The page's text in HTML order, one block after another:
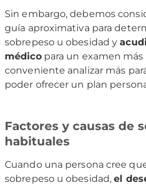
Sin embargo, debemos
guía aproximativa para
sobrepeso u obesidad y
médicopara un examen más
conveniente analizar más
poder ofrecer un plan
Factores y causas de
habituales
Cuando una persona cree
sobrepeso u obesidad,el